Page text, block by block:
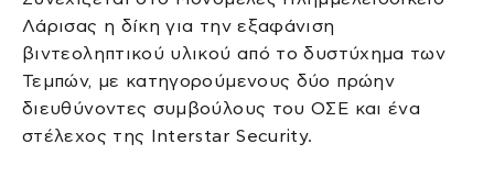
Λάρισας η δίκη για την εξαφάνιση
βιντεοληπτικού υλικού από το δυστύχημα των
Τεμπών, με κατηγορούμενους δύο πρώην
διευθύνοντες συμβούλους του ΟΣΕ και ένα
στέλεχος της Interstar Security.